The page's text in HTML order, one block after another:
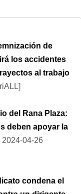
de
los accidentes
al trabajo
del Rana Plaza:
deben apoyar la
2024-04-26
condena el